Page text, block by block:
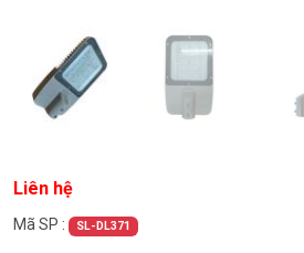
Liên hệ
Mã SP : SL-DL371